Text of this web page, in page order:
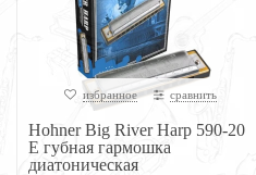
избранное сравнить
Hohner Big River Harp 590-20
E губная гармошка
диатоническая